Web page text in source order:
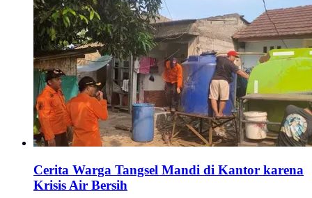
Cerita Warga Tangsel Mandi di Kantor karena
Krisis Air Bersih